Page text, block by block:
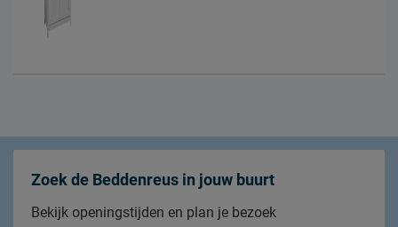
Zoek de Beddenreus in jouw buurt
Bekijk openingstijden en plan je bezoek